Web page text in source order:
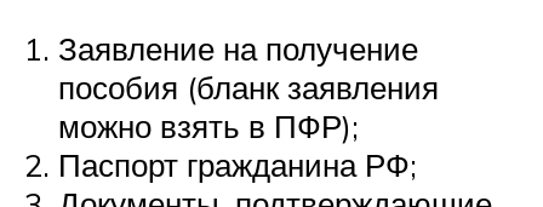
Заявление на получение
пособия (бланк заявления
можно взять в ПФР);
Паспорт гражданина РФ;